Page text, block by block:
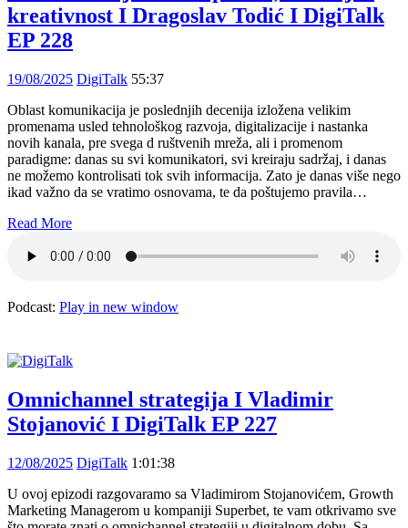
kreativnost I Dragoslav Todić I DigiTalk
EP 228
19/08/2025 DigiTalk 55:37
Oblast komunikacija je poslednjih decenija izložena velikim
promenama usled tehnološkog razvoja, digitalizacije i nastanka
novih kanala, pre svega d ruštvenih mreža, ali i promenom
paradigme: danas su svi komunikatori, svi kreiraju sadržaj, i danas
ne možemo kontrolisati tok svih informacija. Zato je danas više nego
ikad važno da se vratimo osnovama, te da poštujemo pravila…
Read More
Podcast: Play in new window
Omnichannel strategija I Vladimir
Stojanović I DigiTalk EP 227
12/08/2025 DigiTalk 1:01:38
U ovoj epizodi razgovaramo sa Vladimirom Stojanovićem, Growth
Marketing Managerom u kompaniji Superbet, te vam otkrivamo sve